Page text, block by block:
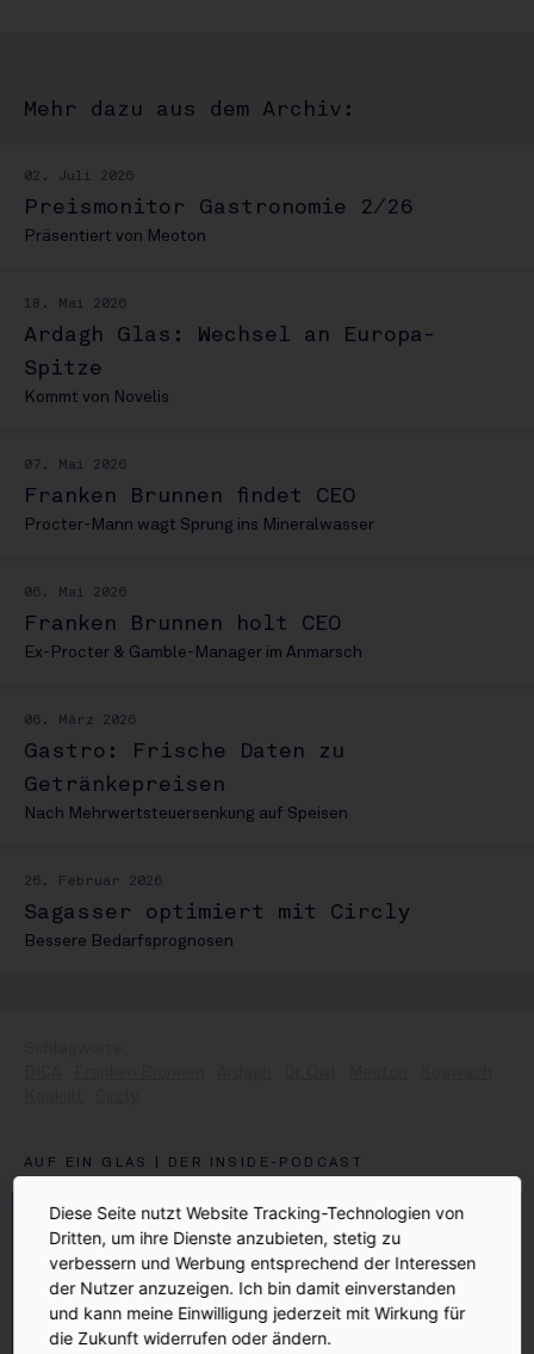
Mehr dazu aus dem Archiv:
02. Juli 2026
Preismonitor Gastronomie 2/26
Präsentiert von Meoton
18. Mai 2026
Ardagh Glas: Wechsel an Europa-
Spitze
Kommt von Novelis
07. Mai 2026
Franken Brunnen findet CEO
Procter-Mann wagt Sprung ins Mineralwasser
06. Mai 2026
Franken Brunnen holt CEO
Ex-Procter & Gamble-Manager im Anmarsch
06. März 2026
Gastro: Frische Daten zu
Getränkepreisen
Nach Mehrwertsteuersenkung auf Speisen
26. Februar 2026
Sagasser optimiert mit Circly
Bessere Bedarfsprognosen
AUF EIN GLAS | DER INSIDE-PODCAST
Diese Seite nutzt Website Tracking-Technologien von
Dritten, um ihre Dienste anzubieten, stetig zu
verbessern und Werbung entsprechend der Interessen
der Nutzer anzuzeigen. Ich bin damit einverstanden
und kann meine Einwilligung jederzeit mit Wirkung für
die Zukunft widerrufen oder ändern.